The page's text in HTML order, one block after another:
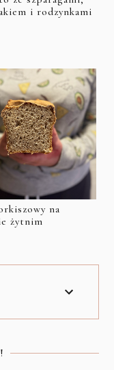
i rodzynkami
na
żytnim